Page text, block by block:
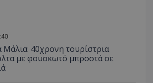
Μάλια: 40χρονη τουρίστρια
με φουσκωτό μπροστά σε